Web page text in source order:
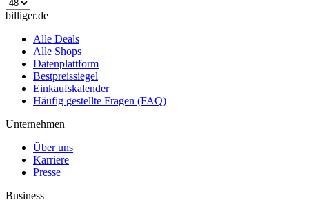
billiger.de
Alle Deals
Alle Shops
Datenplattform
Bestpreissiegel
Einkaufskalender
Häufig gestellte Fragen (FAQ)
Unternehmen
Über uns
Karriere
Presse
Business